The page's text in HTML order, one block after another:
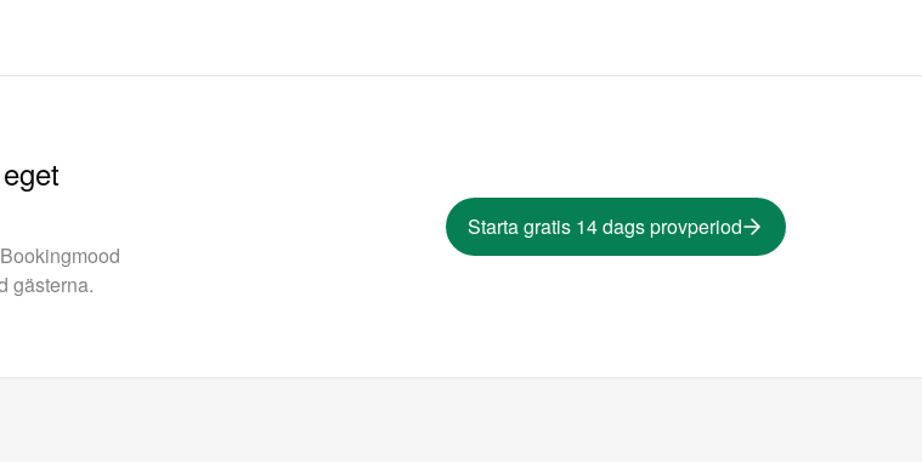
gästerna.
Starta gratis 14 dags provperiod